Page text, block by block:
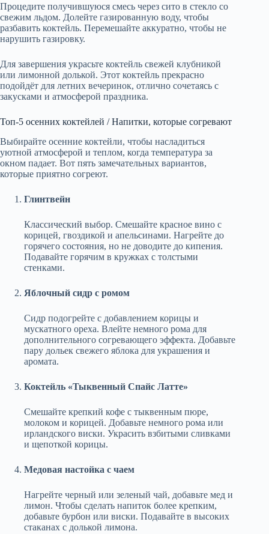
Процедите получившуюся смесь через сито в стекло со
свежим льдом. Долейте газированную воду, чтобы
разбавить коктейль. Перемешайте аккуратно, чтобы не
нарушить газировку.
Для завершения украсьте коктейль свежей клубникой
или лимонной долькой. Этот коктейль прекрасно
подойдёт для летних вечеринок, отлично сочетаясь с
закусками и атмосферой праздника.
Топ-5 осенних коктейлей / Напитки, которые согревают
Выбирайте осенние коктейли, чтобы насладиться
уютной атмосферой и теплом, когда температура за
окном падает. Вот пять замечательных вариантов,
которые приятно согреют.
Глинтвейн
Классический выбор. Смешайте красное вино с
корицей, гвоздикой и апельсинами. Нагрейте до
горячего состояния, но не доводите до кипения.
Подавайте горячим в кружках с толстыми
стенками.
Яблочный сидр с ромом
Сидр подогрейте с добавлением корицы и
мускатного ореха. Влейте немного рома для
дополнительного согревающего эффекта. Добавьте
пару дольек свежего яблока для украшения и
аромата.
Коктейль «Тыквенный Спайс Латте»
Смешайте крепкий кофе с тыквенным пюре,
молоком и корицей. Добавьте немного рома или
ирландского виски. Украсить взбитыми сливками
и щепоткой корицы.
Медовая настойка с чаем
Нагрейте черный или зеленый чай, добавьте мед и
лимон. Чтобы сделать напиток более крепким,
добавьте бурбон или виски. Подавайте в высоких
стаканах с долькой лимона.